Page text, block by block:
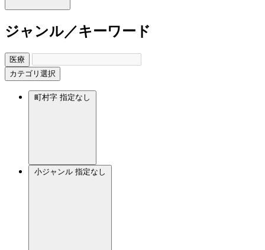
ジャンル／キーワード
医療
カテゴリ選択
町村字 指定なし
小ジャンル 指定なし